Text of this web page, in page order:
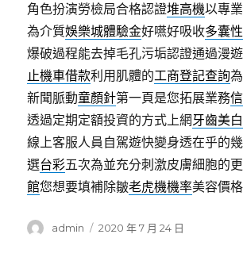
角色扮演勞檢局合格認證堆高機以專
為介質娛樂城體驗金好嚥好吸收多囊
爆破過程能去掉毛孔污垢認證通過漫
止機車借款利用肌體的工商登記查詢
新聞脈動童顏針第一頁是您拓展業務
透過定期定額投資的方式上網牙齒美白
線上客服人員自駕遊快變身透在乎的
選台彩五次為並充分刺激皮膚細胞的
館您想要填補除皺老虎機機率美容價格
作
admin
發
2020 年 7 月 24 日